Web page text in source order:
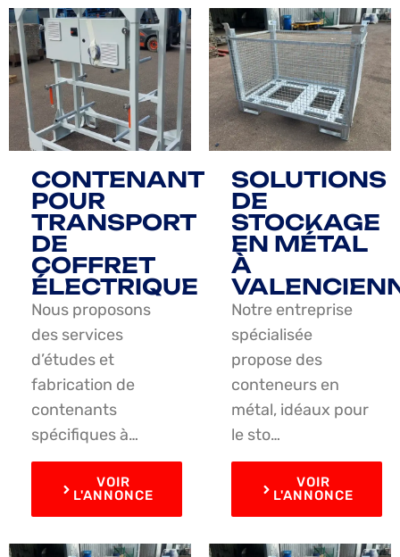
CONTENANT
POUR
TRANSPORT
DE
COFFRET
ÉLECTRIQUE
Nous proposons
des services
d’études et
fabrication de
contenants
spécifiques à…
VOIR
L'ANNONCE
SOLUTIONS
DE
STOCKAGE
EN MÉTAL
À
Notre entreprise
spécialisée
propose des
conteneurs en
métal, idéaux pour
le sto…
VOIR
L'ANNONCE